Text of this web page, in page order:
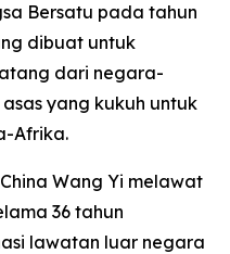
Bersatu pada tahun
dibuat untuk
dari negara-
yang kukuh untuk
Afrika.
Wang Yi melawat
36 tahun
lawatan luar negara